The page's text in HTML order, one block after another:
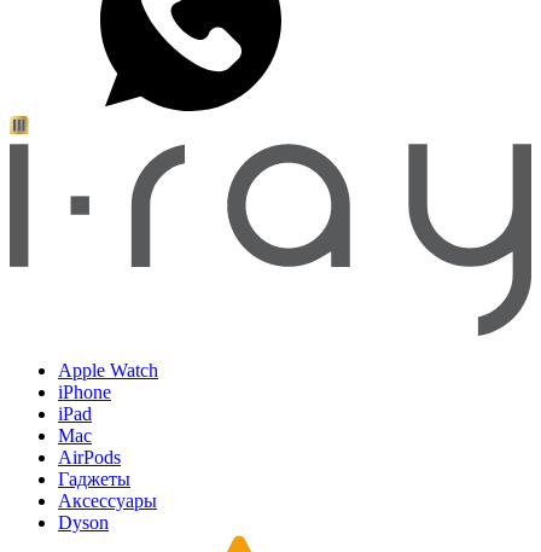
Apple Watch
iPhone
iPad
Mac
AirPods
Гаджеты
Аксессуары
Dyson